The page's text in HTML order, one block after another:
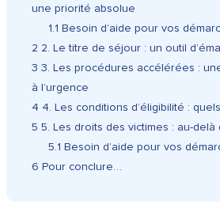
une priorité absolue
1.1 Besoin d’aide pour vos
2 2. Le titre de séjour : un outil
3 3. Les procédures accélérées :
à l’urgence
4 4. Les conditions d’éligibilité :
5 5. Les droits des victimes : au-
5.1 Besoin d’aide pour vos
6 Pour conclure…